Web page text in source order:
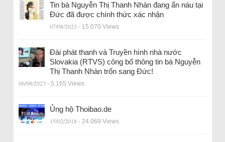
Tin bà Nguyễn Thị Thanh Nhàn đang ẩn náu tại
Đức đã được chính thức xác nhận
07/08/2023 - 15.070 Views
Đài phát thanh và Truyền hình nhà nước
Slovakia (RTVS) công bố thông tin bà Nguyễn
Thị Thanh Nhàn trốn sang Đức!
06/08/2023 - 5.165 Views
Ủng hộ Thoibao.de
15/02/2018 - 24.069 Views